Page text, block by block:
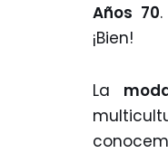
Años 70.
¡Bien!
La